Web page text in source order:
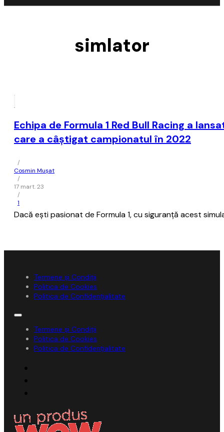
simlator
Echipa de Formula 1 Red Bull Racing a
care a câştigat campionatul în 2022
/
Cosmin Mușat
/
17 mart. 23
/
1
Dacă eşti pasionat de Formula 1, cu siguranţă acest
Termene și Condiții
Politica de Cookies
Politica de Confidențialitate
Termene și Condiții
Politica de Cookies
Politica de Confidențialitate